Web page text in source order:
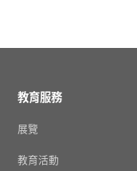
教育服務
展覽
教育活動